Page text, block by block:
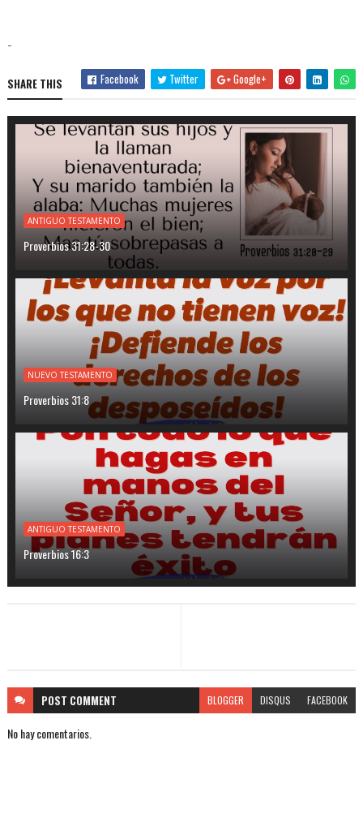
-
SHARE THIS Facebook Twitter Google+
ANTIGUO TESTAMENTO
Proverbios 31:28-30
NUEVO TESTAMENTO
Proverbios 31:8
ANTIGUO TESTAMENTO
Proverbios 16:3
POST COMMENT BLOGGER DISQUS FACEBOOK
No hay comentarios.